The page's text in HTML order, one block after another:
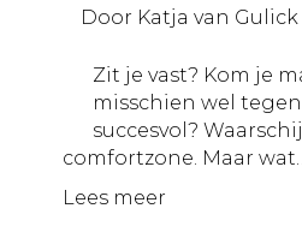
Door Katja van Gulick
Zit je vast? Kom je
misschien wel
succesvol?
comfortzone. Maar
Lees meer